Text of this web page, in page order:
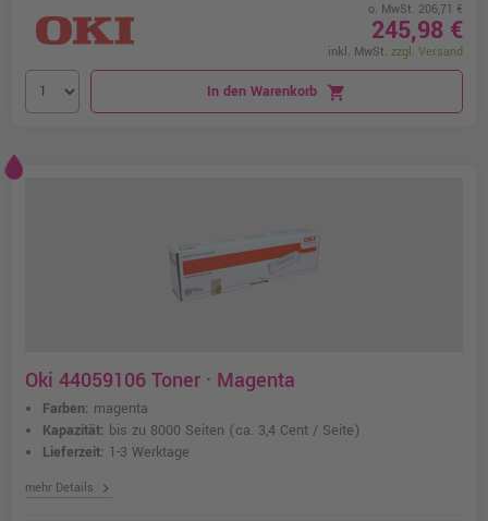
o. MwSt. 206,71 €
245,98 €
inkl. MwSt. zzgl. Versand
In den Warenkorb shopping_cart
Oki 44059106 Toner · Magenta
Farben: magenta
Kapazität: bis zu 8000 Seiten (ca. 3,4 Cent / Seite)
Lieferzeit: 1-3 Werktage
mehr Details chevron_right